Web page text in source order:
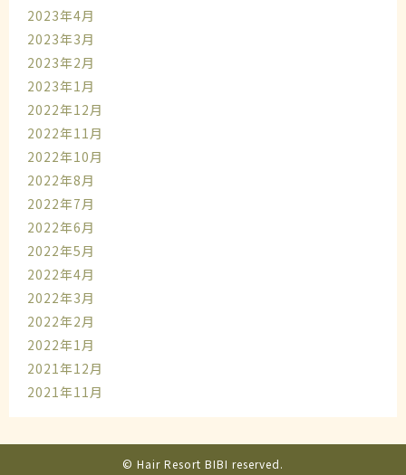
2023年4月
2023年3月
2023年2月
2023年1月
2022年12月
2022年11月
2022年10月
2022年8月
2022年7月
2022年6月
2022年5月
2022年4月
2022年3月
2022年2月
2022年1月
2021年12月
2021年11月
© Hair Resort BIBI reserved.